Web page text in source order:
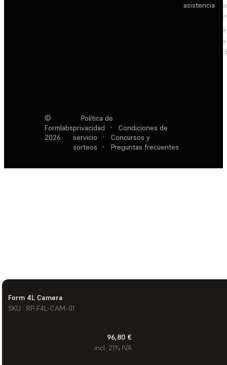
Form 4L Camera
SKU : RP-F4L-CAM-01
96,80 €
incl. 21% IVA
asistencia
©
Formlabs
2026
Política de
privacidad
·
Condiciones de
servicio
·
Concursos y
sorteos
· Preguntas frecuentes